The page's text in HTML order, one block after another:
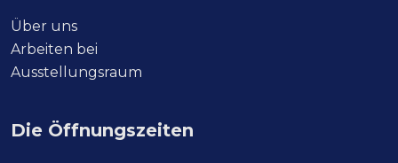
Über uns
Arbeiten bei
Ausstellungsraum
Die Öffnungszeiten